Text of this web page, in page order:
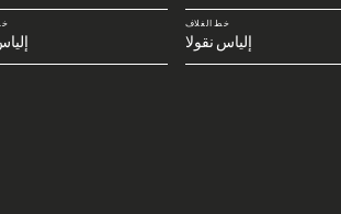
خط الغلاف
إلياس نقولا